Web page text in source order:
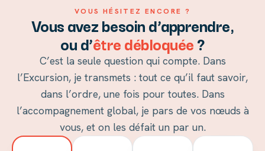
VOUS HÉSITEZ ENCORE ?
Vous avez besoin d’apprendre,
ou d’être débloquée?
C’est la seule question qui compte. Dans
l’Excursion, je transmets : tout ce qu’il faut savoir,
dans l’ordre, une fois pour toutes. Dans
l’accompagnement global, je pars de vos nœuds à
vous, et on les défait un par un.